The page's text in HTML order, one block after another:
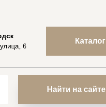
6
Каталог
Найти на сайте